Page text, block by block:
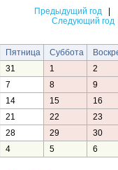
Предыдущий год
Следующий год
Пятница Суббота
31 1
2
7 8
9
14 15
16
21 22
23
28 29
30
4 5 6